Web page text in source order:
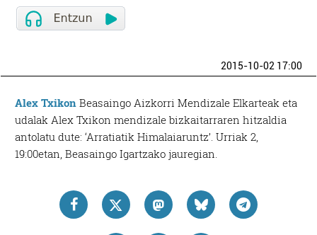
2015-10-02 17:00
Alex Txikon Beasaingo Aizkorri Mendizale Elkarteak eta
udalak Alex Txikon mendizale bizkaitarraren hitzaldia
antolatu dute: ‘Arratiatik Himalaiaruntz’. Urriak 2,
19:00etan, Beasaingo Igartzako jauregian.